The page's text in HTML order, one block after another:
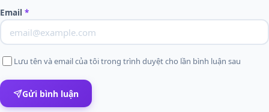
Email *
Lưu tên và email của tôi trong trình duyệt cho lần bình luận sau
Gửi bình luận